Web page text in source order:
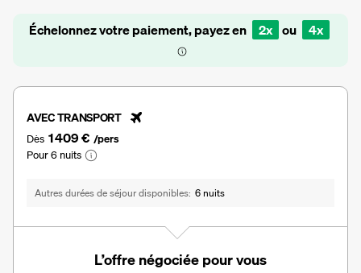
Échelonnez votre paiement, payez en 2x ou 4x
AVEC TRANSPORT
Dès 1 409 € /pers
Pour 6 nuits
Autres durées de séjour disponibles 6 nuits
L’offre négociée pour vous